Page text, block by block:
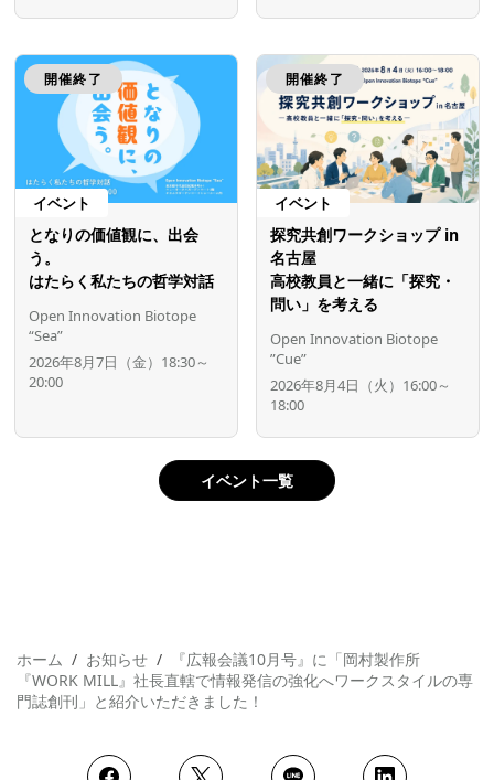
開催終了
イベント
となりの価値観に、出会
う。
はたらく私たちの哲学対話
Open Innovation Biotope
“Sea”
2026年8月7日（金）18:30～
20:00
開催終了
イベント
探究共創ワークショップ in
名古屋
高校教員と一緒に「探究・
問い」を考える
Open Innovation Biotope
”Cue”
2026年8月4日（火）16:00～
18:00
イベント一覧
ホーム お知らせ
『広報会議10月号』に「岡村製作所
『WORK MILL』社長直轄で情報発信の強化へワークスタイルの専
門誌創刊」と紹介いただきました！